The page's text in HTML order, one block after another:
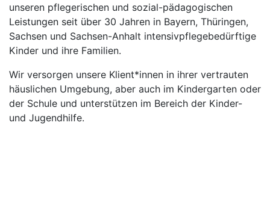
unseren pflegerischen und sozial-pädagogischen
Leistungen seit über 30 Jahren in Bayern, Thüringen,
Sachsen und Sachsen-Anhalt intensivpflegebedürftige
Kinder und ihre Familien.
Wir versorgen unsere Klient*innen in ihrer vertrauten
häuslichen Umgebung, aber auch im Kindergarten oder
der Schule und unterstützen im Bereich der Kinder-
und Jugendhilfe.